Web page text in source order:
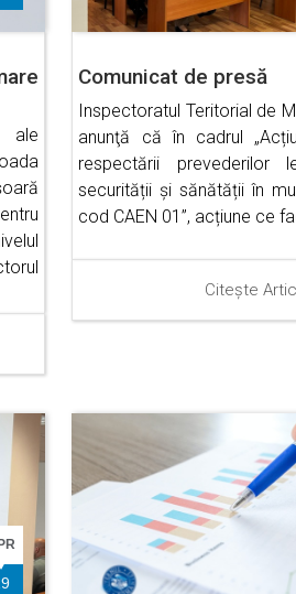
ale
Comunicat de presă
Inspectoratul Teritorial de
anunţă că în cadrul
respectării prevederilor
securității și sănătății în
cod CAEN 01”, acțiune ce
Citește